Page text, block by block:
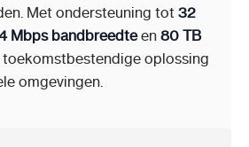
Met ondersteuning tot 32
Mbps bandbreedteen 80 TB
toekomstbestendige oplossing
omgevingen.